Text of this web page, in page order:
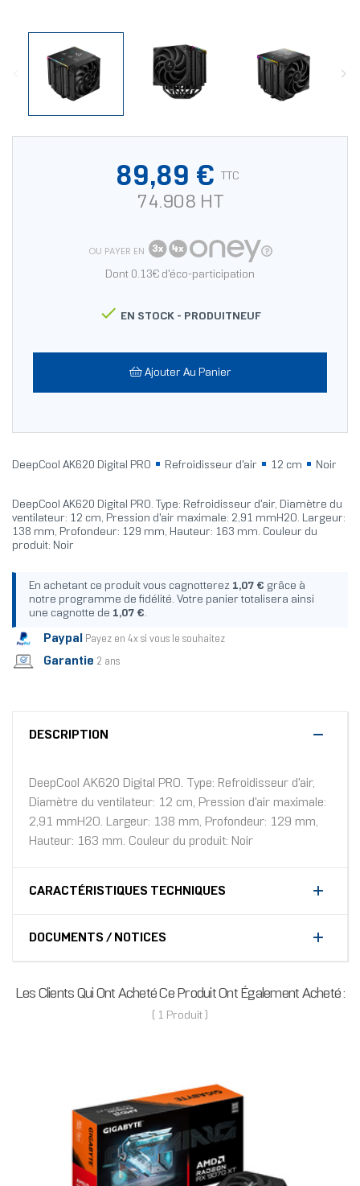
89,89 € TTC
74.908 HT
OU PAYER EN
Dont 0.13€ d'éco-participation
 EN STOCK - PRODUITNEUF
Ajouter Au Panier
DeepCool AK620 Digital PRO Refroidisseur d'air 12 cm Noir
DeepCool AK620 Digital PRO. Type: Refroidisseur d'air, Diamètre du
ventilateur: 12 cm, Pression d'air maximale: 2,91 mmH2O. Largeur:
138 mm, Profondeur: 129 mm, Hauteur: 163 mm. Couleur du
produit: Noir
En achetant ce produit vous cagnotterez 1,07 € grâce à
notre programme de fidélité. Votre panier totalisera ainsi
une cagnotte de 1,07 €.
Paypal Payez en 4x si vous le souhaitez
Garantie 2 ans
DESCRIPTION
DeepCool AK620 Digital PRO. Type: Refroidisseur d'air,
Diamètre du ventilateur: 12 cm, Pression d'air maximale:
2,91 mmH2O. Largeur: 138 mm, Profondeur: 129 mm,
Hauteur: 163 mm. Couleur du produit: Noir
CARACTÉRISTIQUES TECHNIQUES
DOCUMENTS / NOTICES
Les Clients Qui Ont Acheté Ce Produit Ont Également Acheté :
( 1 Produit )